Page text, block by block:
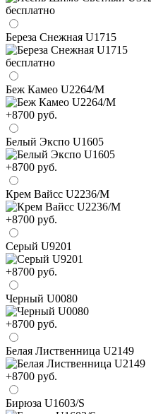
бесплатно
Береза Снежная U1715
бесплатно
Беж Камео U2264/М
+8700 руб.
Белый Экспо U1605
+8700 руб.
Крем Вайсс U2236/М
+8700 руб.
Серый U9201
+8700 руб.
Черный U0080
+8700 руб.
Белая Лиственница U2149
+8700 руб.
Бирюза U1603/S